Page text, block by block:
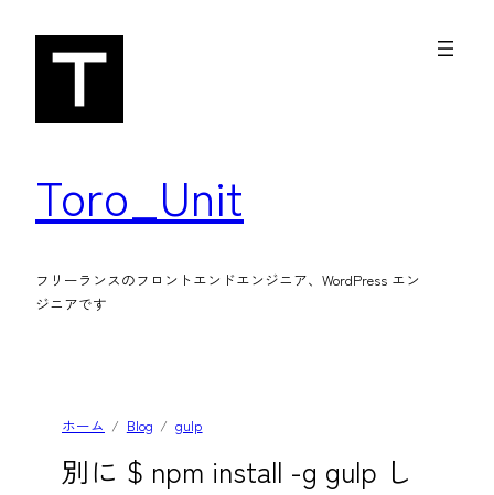
Toro_Unit
フリーランスのフロントエンドエンジニア、WordPress エン
ジニアです
ホーム Blog gulp
別に $ npm install -g gulp し